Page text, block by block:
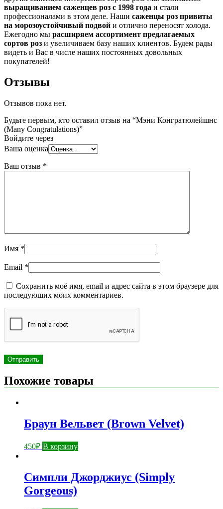
выращиванием саженцев роз с 1998 года и стали
профессионалами в этом деле. Наши саженцы роз привиты
на морозоустойчивый подвой и отлично переносят холода.
Ежегодно мы расширяем ассортимент предлагаемых
сортов роз и увеличиваем базу наших клиентов. Будем рады
видеть и Вас в числе наших постоянных довольных
покупателей!
Отзывы
Отзывов пока нет.
Будьте первым, кто оставил отзыв на “Мэни Конгратюлейшнс
(Many Congratulations)”
Войдите через
Ваша оценка
Ваш отзыв *
Имя *
Email *
Сохранить моё имя, email и адрес сайта в этом браузере для
последующих моих комментариев.
Похожие товары
Браун Вельвет (Brown Velvet)
450₽ В корзину
Симпли Джорджиус (Simply
Gorgeous)